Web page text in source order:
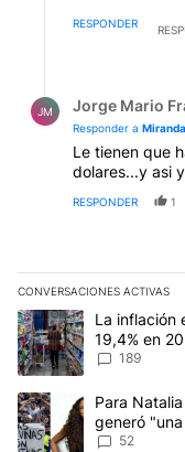
RESPONDER
JM Jorge Mario
Responder a
Le tienen que
dolares...y asi
RESPONDER 1
CONVERSACIONES ACTIVAS
Este listado muestra
Un artículo deLa inflación
19,4% en
189
Un artículo de
Para
generó
de Malvinas"
52